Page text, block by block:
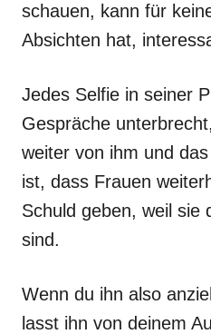
schauen, kann für
Absichten hat,
Jedes Selfie in seiner
Gespräche
weiter von ihm und
ist, dass Frauen
Schuld geben, weil sie
sind.
Wenn du ihn also
lasst ihn von deinem